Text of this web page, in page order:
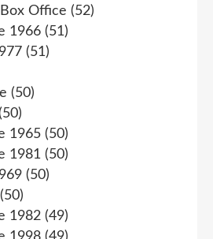
Office (52)
1966 (51)
(51)
(50)
1965 (50)
1981 (50)
(50)
(50)
1982 (49)